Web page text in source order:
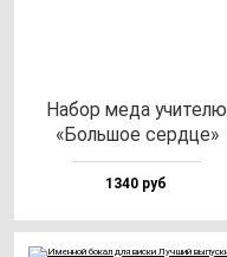
Набор ме­да учи­те­лю
«Боль­шое сер­дце»
1340 руб